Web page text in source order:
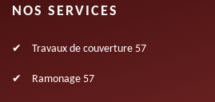
NOS SERVICES
Travaux de couverture 57
Ramonage 57